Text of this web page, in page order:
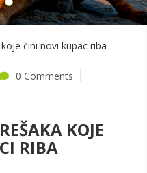
0 Comments
KOJE
RIBA